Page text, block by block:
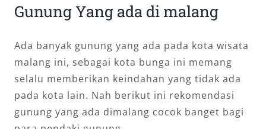
Gunung Yang ada di malang
Ada banyak gunung yang ada pada kota wisata
malang ini, sebagai kota bunga ini memang
selalu memberikan keindahan yang tidak ada
pada kota lain. Nah berikut ini rekomendasi
gunung yang ada dimalang cocok banget bagi